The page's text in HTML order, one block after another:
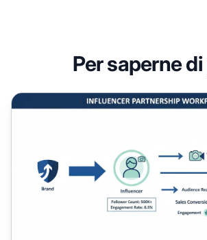
Per saperne
Cosa sono le partnership con